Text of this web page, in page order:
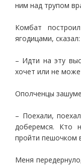
ним над трупом
Комбат
ягодицами, сказал:
– Идти на эту
хочет или не
Ополченцы
– Поехали,
доберемся. Кто
пройти пешочком
Меня